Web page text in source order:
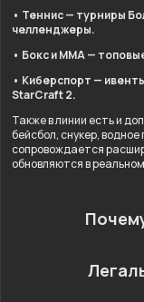
• Теннис — турниры
челленджеры.
• Бокс и ММА —
• Киберспорт —
StarCraft 2.
Также в линии есть и
бейсбол, снукер,
сопровождается
обновляются в